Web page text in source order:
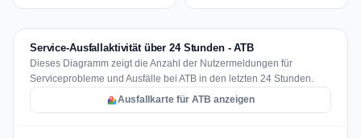
Service-Ausfallaktivität über 24 Stunden - ATB
Dieses Diagramm zeigt die Anzahl der Nutzermeldungen für
Serviceprobleme und Ausfälle bei ATB in den letzten 24 Stunden.
Ausfallkarte für ATB anzeigen